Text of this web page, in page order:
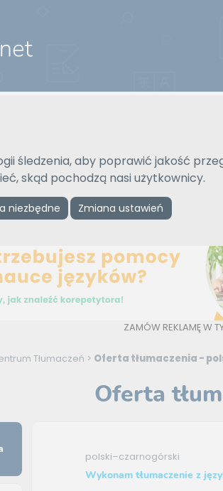
śledzenia, aby poprawić jakość
skąd pochodzą nasi użytkownicy.
niezbędne Zmiana ustawień
ZAMÓW REKLAMĘ W
Tłumaczeń > Oferta tłumaczenia -
Oferta
polski–czarnogórski
Wykonam tłumaczenie z